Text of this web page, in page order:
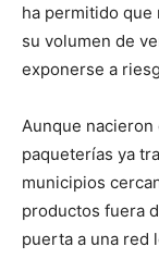
ha permitido que
su volumen de
exponerse a
Aunque
paqueterías ya
municipios
productos fuera
puerta a una red